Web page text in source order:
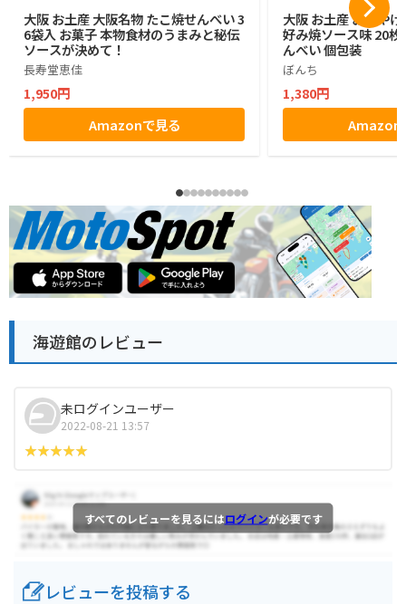
大阪 お土産 大阪名物 たこ焼せんべい 3
6袋入 お菓子 本物食材のうまみと秘伝
ソースが決めて！
長寿堂恵佳
1,950円
Amazonで見る
大阪 お土産 おみや
好み焼ソース味 20枚
んべい 個包装
ぼんち
1,380円
Amazon
海遊館のレビュー
未ログインユーザー
2022-08-21 13:57
すべてのレビューを見るにはログインが必要です
レビューを投稿する